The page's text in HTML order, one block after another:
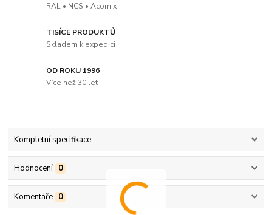
RAL • NCS • Acomix
TISÍCE PRODUKTŮ
Skladem k expedici
OD ROKU 1996
Více než 30 let
Kompletní specifikace
Hodnocení 0
Komentáře 0